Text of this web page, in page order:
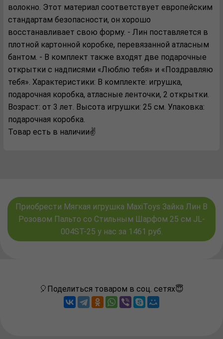
волокно. Этот материал соответствует европейским
стандартам безопасности, он хорошо
восстанавливает свою форму. - Лин поставляется в
плотной картонной коробке, перевязанной атласным
бантом. - В комплект также входят две подарочные
открытки с надписями «Люблю тебя» и «Поздравляю
тебя». Характеристики: В комплекте: игрушка,
подарочная коробка, атласные ленточки, 2 открытки.
Возраст: от 3 лет. Высота игрушки: 25 см. Упаковка:
подарочная коробка.
Товар есть в наличии✌️
Приобрести Мягкая игрушка MaxiToys Зайка Лин В
Розовом Пальто со Стильным Шарфом 25 см JL-
004ST-25 у нас за 1461 руб.
🎈Поделиться товаром в соц. сетях😇